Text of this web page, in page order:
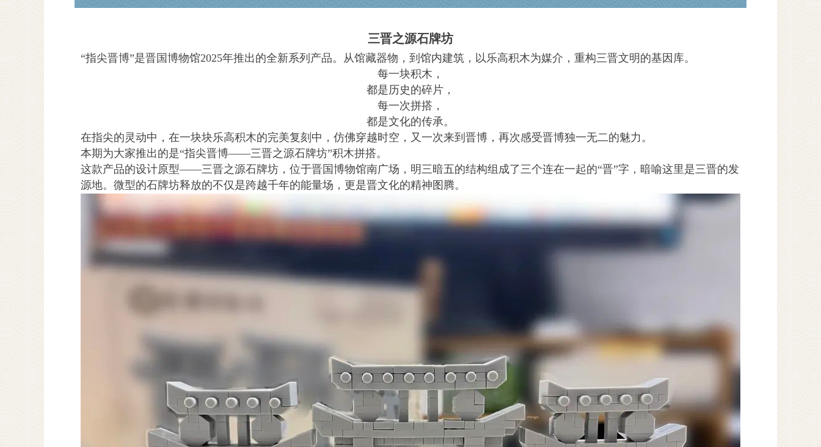
三晋之源石牌坊
“指尖晋博”是晋国博物馆2025年推出的全新系列产品。从馆藏器物，到馆内建筑，以乐高积木为媒介，重构三晋文明的基因库。
每一块积木，
都是历史的碎片，
每一次拼搭，
都是文化的传承。
在指尖的灵动中，在一块块乐高积木的完美复刻中，仿佛穿越时空，又一次来到晋博，再次感受晋博独一无二的魅力。
本期为大家推出的是“指尖晋博——三晋之源石牌坊”积木拼搭。
这款产品的设计原型——三晋之源石牌坊，位于晋国博物馆南广场，明三暗五的结构组成了三个连在一起的“晋”字，暗喻这里是三晋的发
源地。微型的石牌坊释放的不仅是跨越千年的能量场，更是晋文化的精神图腾。